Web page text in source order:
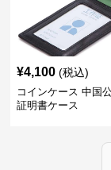
¥4,100 (税込)
コインケース 中国
証明書ケース